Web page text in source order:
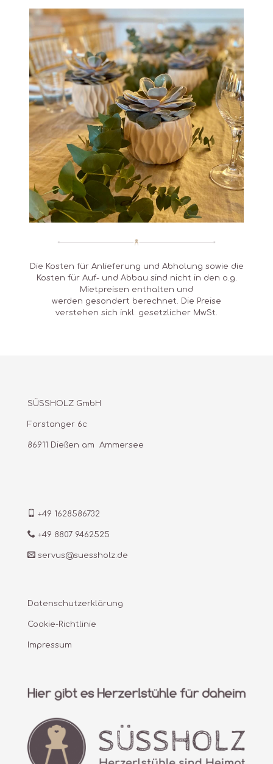
Die Kosten für Anlieferung und Abholung sowie die
Kosten für Auf- und Abbau sind nicht in den o.g.
Mietpreisen enthalten und
werden gesondert berechnet. Die Preise
verstehen sich inkl. gesetzlicher MwSt.
SÜSSHOLZ GmbH
Forstanger 6c
86911 Dießen am Ammersee
+49 1628586732
+49 8807 9462525
servus@suessholz.de
Datenschutzerklärung
Cookie-Richtlinie
Impressum